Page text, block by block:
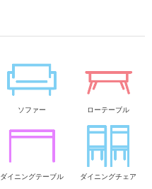
ソファー ローテーブル
ダイニングテーブル ダイニングチェア